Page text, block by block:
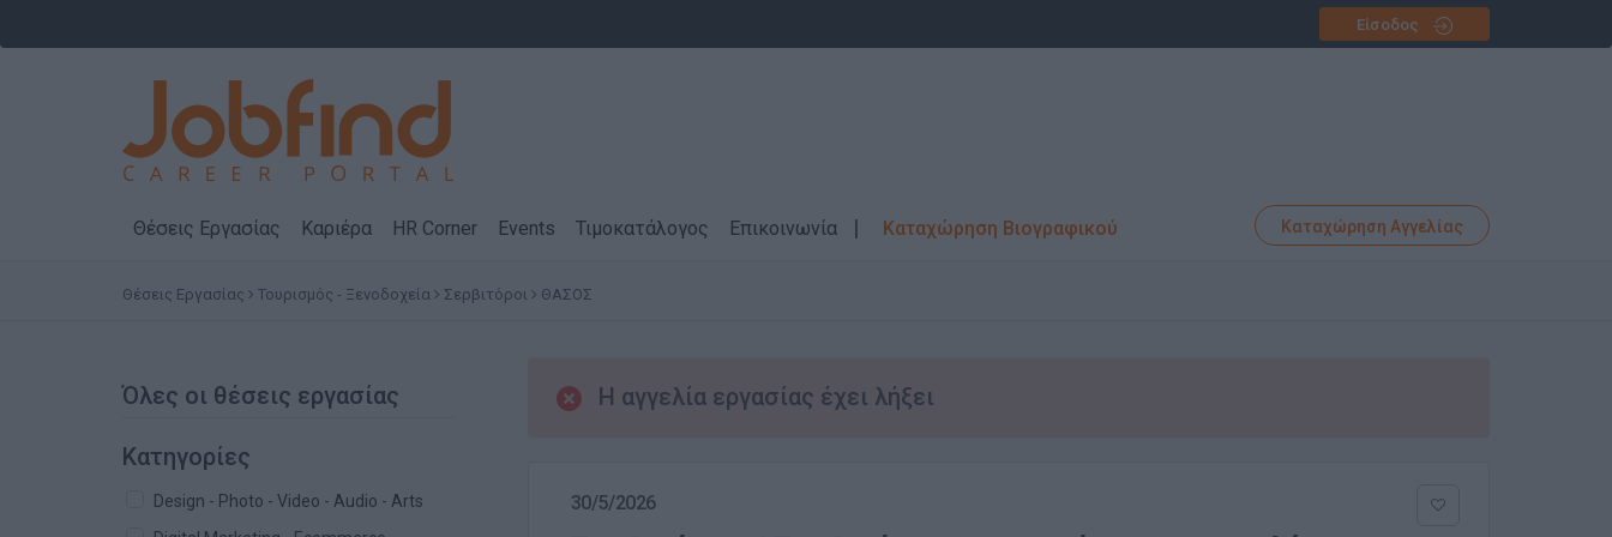
Είσοδος
Θέσεις Εργασίας Καριέρα HR Corner Events Τιμοκατάλογος Επικοινωνία Καταχώρηση Βιογραφικού Καταχώρηση Αγγελίας
Θέσεις Εργασίας Τουρισμός - Ξενοδοχεία Σερβιτόροι ΘΑΣΟΣ
Όλες οι θέσεις εργασίας
Κατηγορίες
Design - Photo - Video - Audio - Arts
Η αγγελία εργασίας έχει λήξει
30/5/2026